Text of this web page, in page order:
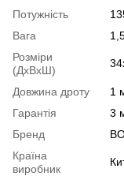
Потужність
Вага
Розміри
(ДхВхШ)
Довжина дроту
1
Гарантія
3
Бренд
Країна
виробник